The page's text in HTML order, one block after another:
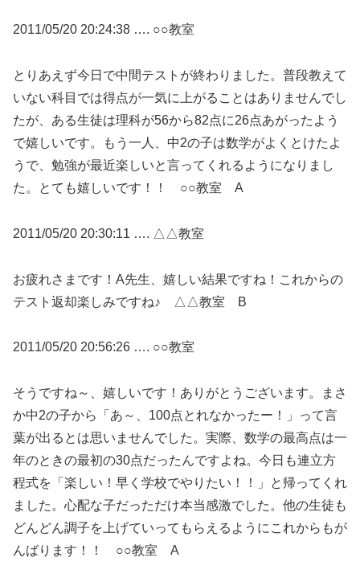
2011/05/20 20:24:38 …. ○○教室
とりあえず今日で中間テストが終わりました。普段教えて
いない科目では得点が一気に上がることはありませんでし
たが、ある生徒は理科が56から82点に26点あがったよう
で嬉しいです。もう一人、中2の子は数学がよくとけたよ
うで、勉強が最近楽しいと言ってくれるようになりまし
た。とても嬉しいです！！ ○○教室 A
2011/05/20 20:30:11 …. △△教室
お疲れさまです！A先生、嬉しい結果ですね！これからの
テスト返却楽しみですね♪ △△教室 B
2011/05/20 20:56:26 …. ○○教室
そうですね～、嬉しいです！ありがとうございます。まさ
か中2の子から「あ～、100点とれなかったー！」って言
葉が出るとは思いませんでした。実際、数学の最高点は一
年のときの最初の30点だったんですよね。今日も連立方
程式を「楽しい！早く学校でやりたい！！」と帰ってくれ
ました。心配な子だっただけ本当感激でした。他の生徒も
どんどん調子を上げていってもらえるようにこれからもが
んばります！！ ○○教室 A